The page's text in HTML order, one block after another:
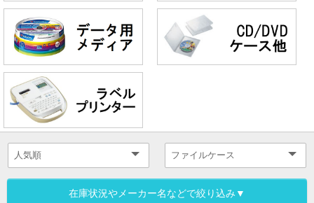
在庫状況やメーカー名などで絞り込み▼